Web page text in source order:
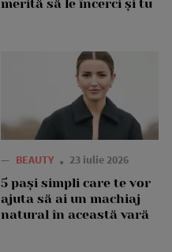
merită să le încerci și tu
— BEAUTY 23 iulie 2026
5 pași simpli care te vor
ajuta să ai un machiaj
natural în această vară